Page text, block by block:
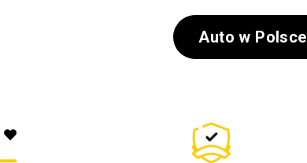
Auto w Polsce